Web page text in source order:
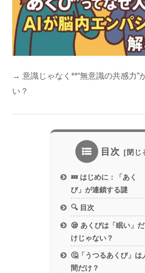
→ 意識じゃなく**“無意識の共感力”
い？
目次
💤 はじめに：「あく
び」が連鎖する謎
🔍 目次
😪 あくびは「眠い」だ
けじゃない？
🤔「うつるあくび」は
間だけ？